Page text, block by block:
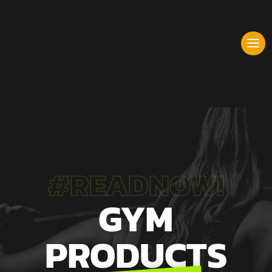
#READNOW!
GYM
PRODUCTS